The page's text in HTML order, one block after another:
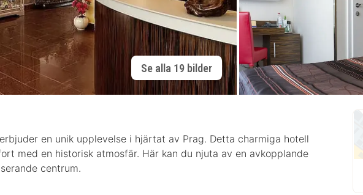
Se alla 19 bilder
en unik upplevelse i hjärtat av Prag. Detta charmiga hotell
med en historisk atmosfär. Här kan du njuta av en avkopplande
centrum.